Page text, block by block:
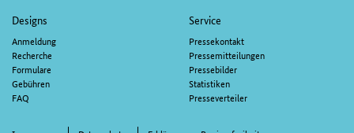
Designs
Anmeldung
Recherche
Formulare
Gebühren
FAQ
Service
Pressekontakt
Pressemitteilungen
Pressebilder
Statistiken
Presseverteiler